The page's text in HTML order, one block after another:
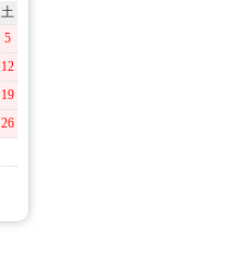
土
5
12
19
26